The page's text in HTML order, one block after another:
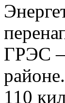
ГРЭС –
110